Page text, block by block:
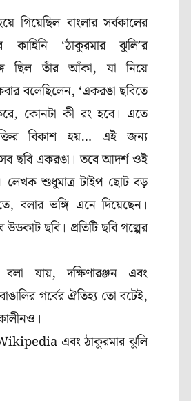
গিয়েছিল বাংলার সর্বকালের
কাহিনি ‘ঠাকুরমার ঝুলি’র
ছিল তাঁর আঁকা,যা নিয়ে
বলেছিলেন, ‘একরঙা ছবিতে
, কোনটা কী রং হবে। এতে
বিকাশ হয়… এই জন্য
ছবি একরঙা। তবে আদর্শ ওই
লেখক শুধুমাত্র টাইপ ছোট বড়
,বলার ভঙ্গি এনে দিয়েছেন।
ছবি। প্রতিটি ছবি গল্পের
যায়, দক্ষিণারঞ্জন এবং
গর্বের ঐতিহ্য তো বটেই,
এবং ঠাকুরমার ঝুলি